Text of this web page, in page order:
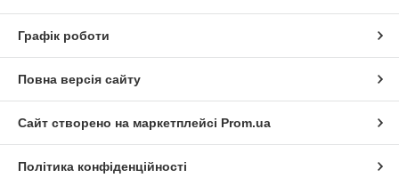
Графік роботи
Повна версія сайту
Сайт створено на маркетплейсі Prom.ua
Політика конфіденційності